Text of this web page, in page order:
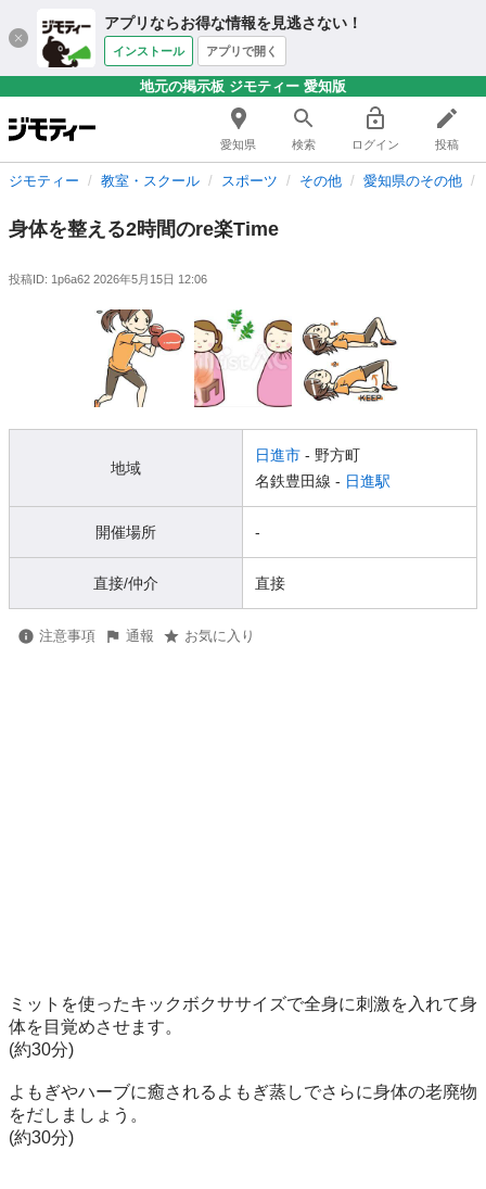
アプリならお得な情報を見逃さない！
インストール アプリで開く
地元の掲示板 ジモティー 愛知版
愛知県 検索 ログイン 投稿
ジモティー 教室・スクール スポーツ その他 愛知県のその他
身体を整える2時間のre楽Time
投稿ID: 1p6a62 2026年5月15日 12:06
地域
日進市 - 野方町
名鉄豊田線 - 日進駅
開催場所 -
直接/仲介 直接
注意事項 通報 お気に入り
ミットを使ったキックボクササイズで全身に刺激を入れて身
体を目覚めさせます。
(約30分)
よもぎやハーブに癒されるよもぎ蒸しでさらに身体の老廃物
をだしましょう。
(約30分)